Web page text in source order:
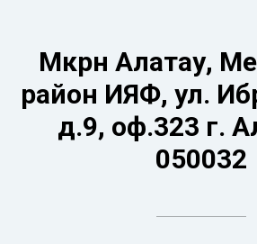
Мкрн Алатау,
район ИЯФ, ул.
д.9, оф.323 г.
050032